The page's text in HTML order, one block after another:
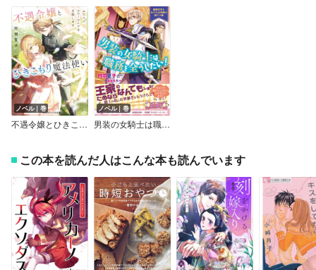
ノベル｜巻
不遇令嬢とひきこもり魔法使い
ノベル｜巻
男装の女騎士は職務を全うしたい！ 俺様王子とおてんば令嬢の訳アリ婚【初回限定SS付】【イラスト付】
この本を読んだ人はこんな本も読んでいます